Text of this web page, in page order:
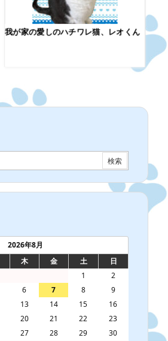
我が家の愛しのハチワレ猫、レオくん
2026年8月
木 金 土
日
1
2
6 7 8
9
13 14 15
16
20 21 22
23
27 28 29
30